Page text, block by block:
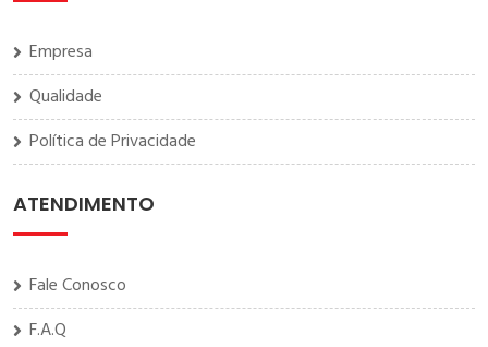
Empresa
Qualidade
Política de Privacidade
ATENDIMENTO
Fale Conosco
F.A.Q